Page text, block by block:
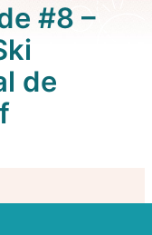
#8 –
de